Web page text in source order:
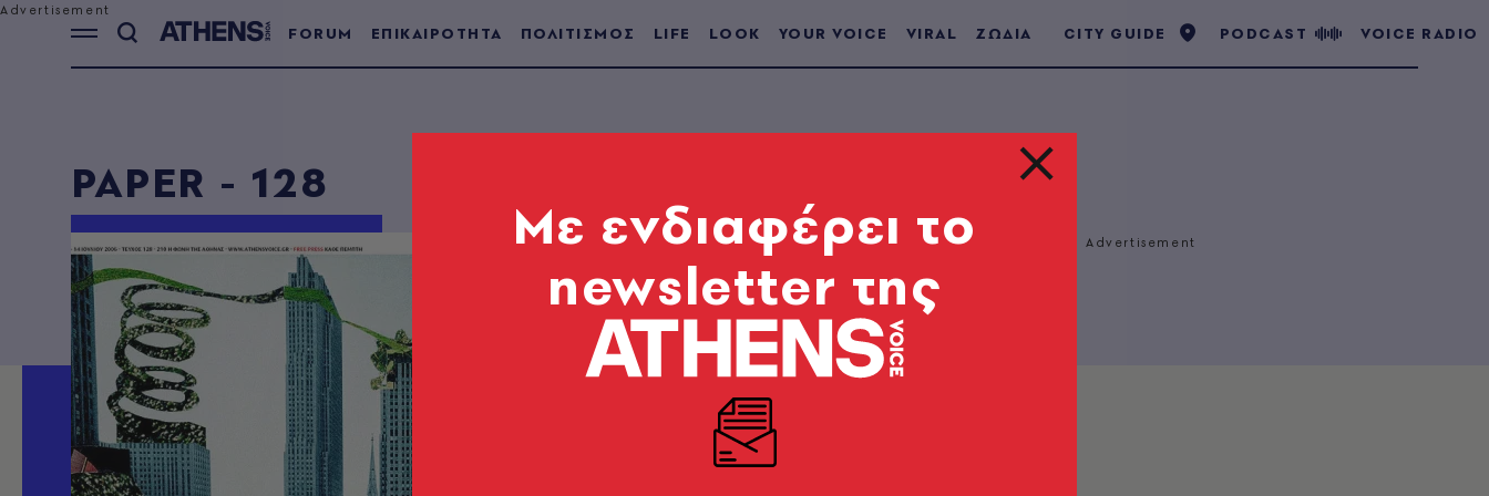
FORUM ΕΠΙΚΑΙΡΟΤΗΤΑ ΠΟΛΙΤΙΣΜΟΣ LIFE LOOK YOUR VOICE VIRAL ΖΩΔΙΑ CITY GUIDE PODCAST VOICE RADIO
PAPER - 128
ΤΟ ΤΕΥΧΟΣ
#128
07.06.2006 | Liliane Lijn
Αυτή την εβδομάδα το σχεδιάζει η
Γεννήθηκε στη Nέα Yόρκη και σπούδασε Iστορία Tέχνης
Mε ενδιαφέρει το
newsletter της